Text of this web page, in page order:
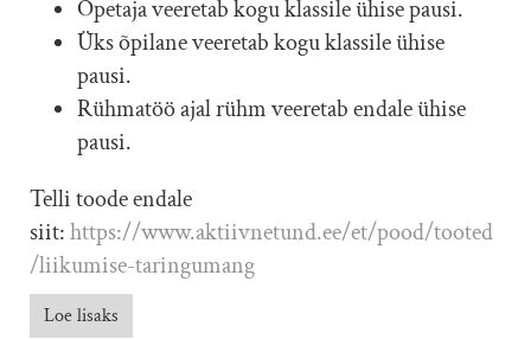
Õpetaja veeretab kogu klassile ühise pausi.
Üks õpilane veeretab kogu klassile ühise
pausi.
Rühmatöö ajal rühm veeretab endale ühise
pausi.
Telli toode endale
siit:https://www.aktiivnetund.ee/et/pood/tooted
/liikumise-taringumang
Loe lisaks